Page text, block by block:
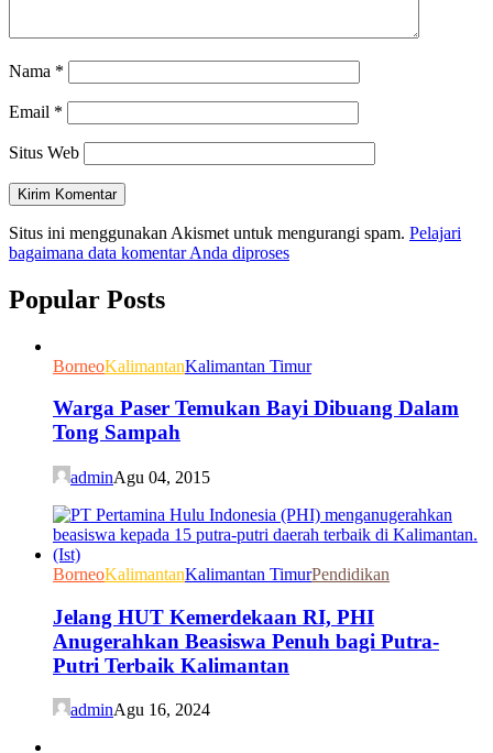
Nama *
Email *
Situs Web
Situs ini menggunakan Akismet untuk mengurangi spam. Pelajari
bagaimana data komentar Anda diproses
Popular Posts
BorneoKalimantanKalimantan Timur
Warga Paser Temukan Bayi Dibuang Dalam
Tong Sampah
adminAgu 04, 2015
BorneoKalimantanKalimantan TimurPendidikan
Jelang HUT Kemerdekaan RI, PHI
Anugerahkan Beasiswa Penuh bagi Putra-
Putri Terbaik Kalimantan
adminAgu 16, 2024